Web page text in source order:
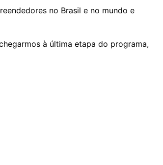
no Brasil e no mundo e
à última etapa do programa,